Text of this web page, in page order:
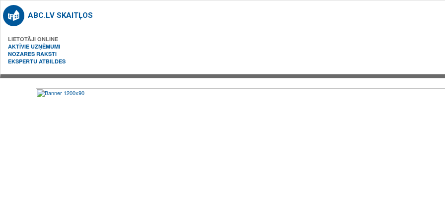
ABC.LV SKAITĻOS
LIETOTĀJI ONLINE
AKTĪVIE UZŅĒMUMI
NOZARES RAKSTI
EKSPERTU ATBILDES